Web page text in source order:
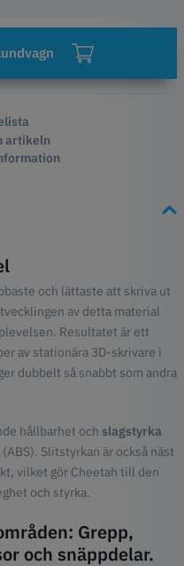
artikeln
och lättaste att skriva ut
av detta material
Resultatet är ett
av stationära 3D-skrivare i
dubbelt så snabbt som andra
hållbarhet och slagstyrka
(ABS). Slitstyrkan är också näst
vilket gör Cheetah till den
och styrka.
Grepp,
och snäppdelar.